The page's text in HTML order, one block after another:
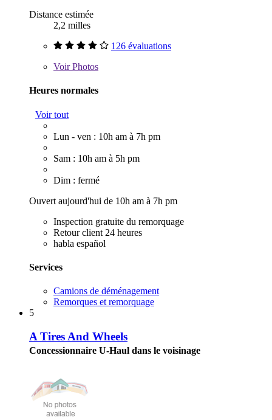
Distance estimée
2,2 milles
126 évaluations
VoirPhotos
Heures normales
Voir tout
Lun - ven : 10h am à 7h pm
Sam : 10h am à 5h pm
Dim : fermé
Ouvert aujourd'hui de 10h am à 7h pm
Inspection gratuite du remorquage
Retour client 24 heures
habla español
Services
Camions de déménagement
Remorques et remorquage
5
A Tires And Wheels
Concessionnaire U-Haul dans le voisinage